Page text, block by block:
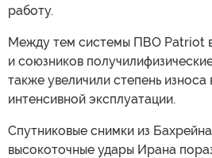
работу.
Между тем системы ПВО Patriot
и союзников
также увеличили степень износа
интенсивной эксплуатации.
Спутниковые снимки из
высокоточные удары Ирана